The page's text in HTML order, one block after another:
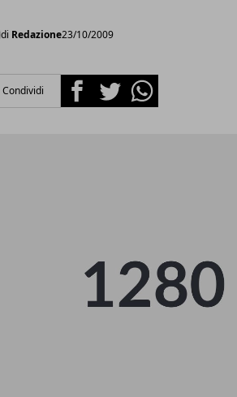
di Redazione23/10/2009
Condividi FacebookTwitterWhatsapp